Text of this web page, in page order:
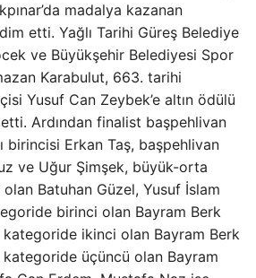
madalya kazanan
etti. Yağlı Tarihi Güreş Belediye
ve Büyükşehir Belediyesi Spor
Karabulut, 663. tarihi
Yusuf Can Zeybek’e altın ödülü
Ardından finalist başpehlivan
birincisi Erkan Taş, başpehlivan
ve Uğur Şimşek, büyük-orta
Batuhan Güzel, Yusuf İslam
birinci olan Bayram Berk
ikinci olan Bayram Berk
üçüncü olan Bayram